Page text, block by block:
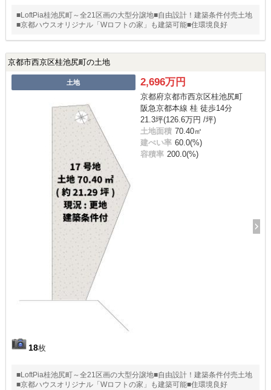
■LoftPia桂池尻町～全21区画の大型分譲地■自由設計！建築条件付売土地
■京都ハウスオリジナル「Wロフトの家」も建築可能■住環境良好
京都市西京区桂池尻町の土地
土地
18枚
2,696万円
京都府京都市西京区桂池尻町
阪急京都本線 桂 徒歩14分
21.3坪(126.6万円 /坪)
土地面積 70.40㎡
建ぺい率 60.0(%)
容積率 200.0(%)
■LoftPia桂池尻町～全21区画の大型分譲地■自由設計！建築条件付売土地
■京都ハウスオリジナル「Wロフトの家」も建築可能■住環境良好